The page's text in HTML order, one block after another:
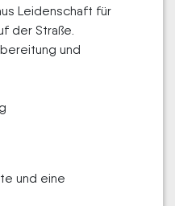
Leidenschaft für
der Straße.
und
und eine